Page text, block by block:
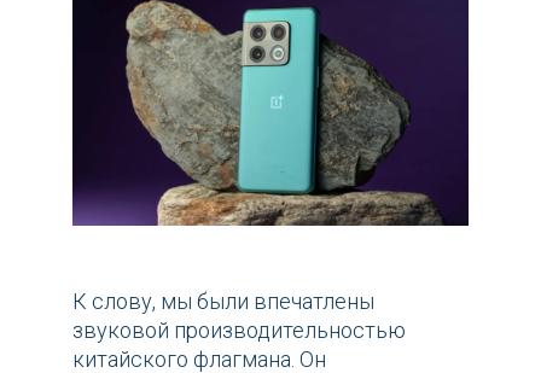
К слову, мы были впечатлены
звуковой производительностью
китайского флагмана. Он